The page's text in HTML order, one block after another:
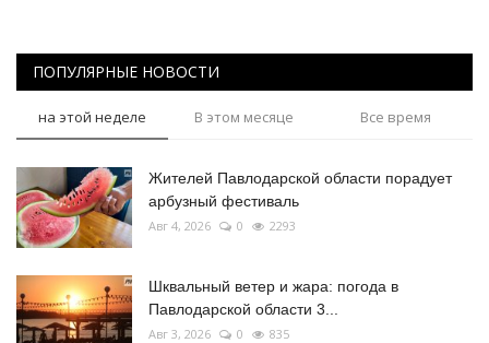
Қазақша Русский
ПОПУЛЯРНЫЕ НОВОСТИ
на этой неделе В этом месяце Все время
Жителей Павлодарской области порадует
арбузный фестиваль
Авг 4, 2026 0 2293
Шквальный ветер и жара: погода в
Павлодарской области 3...
Авг 3, 2026 0 835